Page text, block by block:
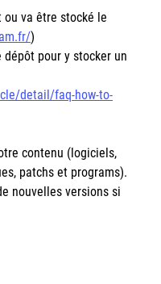
va être stocké le
)
pour y stocker un
detail/faq-how-to-
contenu (logiciels,
patchs et programs).
nouvelles versions si